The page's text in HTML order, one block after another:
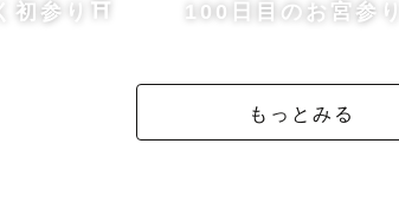
り決めたい」「自然体で残したい」「
初参り⛩️ 100日目のお宮参
もっとみる